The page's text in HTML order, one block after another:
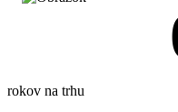
rokov na trhu